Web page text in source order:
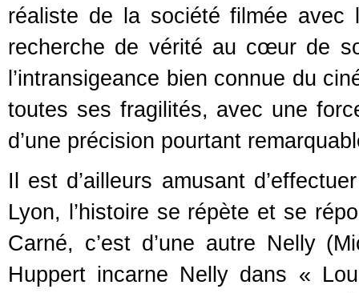
réaliste de la société filmée avec
recherche de vérité au cœur de
l’intransigeance bien connue du
toutes ses fragilités, avec une
d’une précision pourtant
Il est d’ailleurs amusant
Lyon, l’histoire se répète et se
Carné, c’est d’une autre Nelly
Huppert incarne Nelly dans «